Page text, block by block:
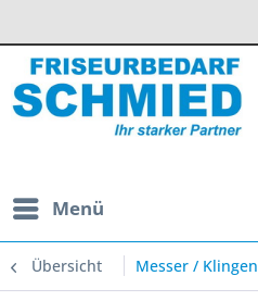
Menü
Übersicht Messer / Klingen